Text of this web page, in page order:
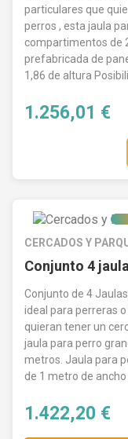
particulares que
perros , esta jaula
compartimentos de
prefabricada de
1,86 de altura
1.256,01 €
CERCADOS Y
Conjunto 4
Conjunto de 4
ideal para perreras
quieran tener un
jaula para perro
metros. Jaula para
de 1 metro de ancho
1.422,20 €